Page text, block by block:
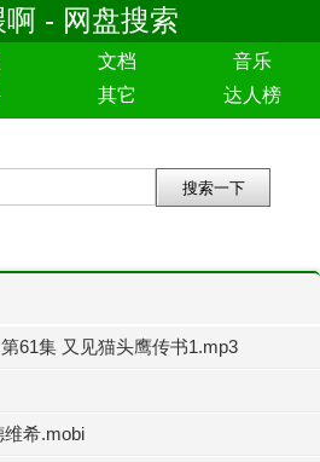
啊 - 网盘搜索
文档
音乐
其它 达人榜
61集 又见猫头鹰传书1.mp3
维希.mobi